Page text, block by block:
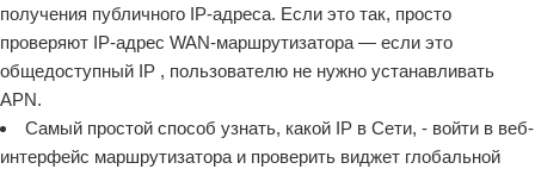
получения публичного IP-адреса. Если это так, просто
проверяют IP-адрес WAN-маршрутизатора — если это
общедоступный IP , пользователю не нужно устанавливать
APN.
Самый простой способ узнать, какой IP в Сети, - войти в веб-
интерфейс маршрутизатора и проверить виджет глобальной